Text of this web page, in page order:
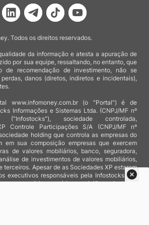
Todos os direitos reservados.
da informação e atesta a apuração de
por sua equipe, ressaltando, no entanto, que
de recomendação de investimento, não se
danos (diretos, indiretos e incidentais),
www.infomoney.com.br (o "Portal") é de
Informações e Sistemas Ltda. (CNPJ/MF nº
("Infostocks"), sociedade controlada,
Controle Participações S/A (CNPJ/MF nº
holding que controla as empresas do
sua composição empresas que exercem
de valores mobiliários, banco, seguradora,
de investimentos de valores mobiliários,
terceiros. Apesar de as Sociedades XP estarem
executivos responsáveis pela Infostocks são
e as notícias, matérias e opiniões veiculadas